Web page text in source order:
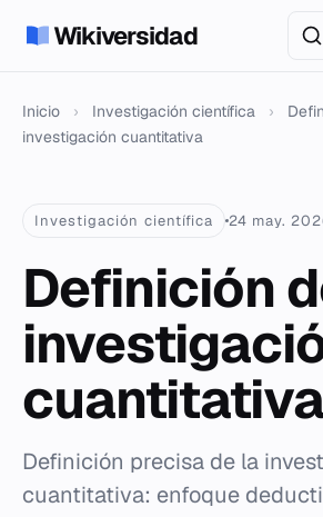
Wikiversidad
Inicio › Investigación científica ›
investigación cuantitativa
Investigación científica 24 may.
Definición
cuantitativa
Definición precisa de la
cuantitativa: enfoque